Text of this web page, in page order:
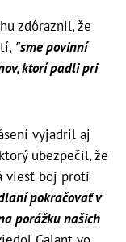
zdôraznil, že
"sme povinní
ktorí padli pri
vyjadril aj
ubezpečil, že
viesť boj proti
pokračovať v
porážku našich